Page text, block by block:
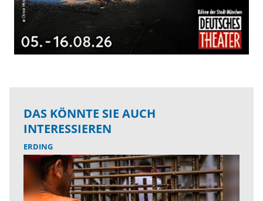
DAS KÖNNTE SIE AUCH
INTERESSIEREN
ERDING